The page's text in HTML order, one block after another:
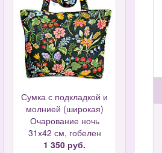
Сумка с подкладкой и
молнией (широкая)
Очарование ночь
31х42 см, гобелен
1 350 руб.